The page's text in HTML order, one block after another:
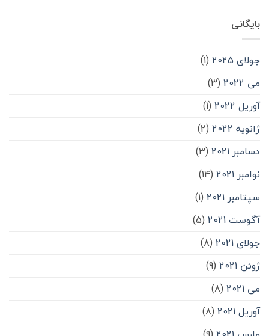
بایگانی
جولای 2025
(1)
می 2022
(3)
آوریل 2022
(1)
ژانویه 2022
(2)
دسامبر 2021
(3)
نوامبر 2021
(14)
سپتامبر 2021
(1)
آگوست 2021
(5)
جولای 2021
(8)
ژوئن 2021
(9)
می 2021
(8)
آوریل 2021
(8)